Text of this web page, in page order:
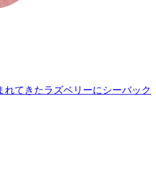
てきたラズベリーにシーバック